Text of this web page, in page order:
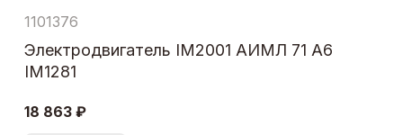
1101376
Электродвигатель IM2001 АИМЛ 71 А6
IM1281
18 863 ₽